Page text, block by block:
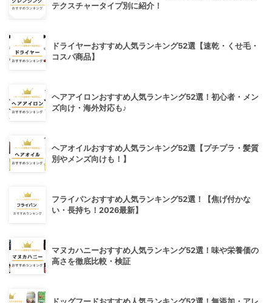
テクスチャータイプ別に紹介！
ドライヤーおすすめ人気ランキング52選【速乾・くせ毛・
コスパ商品】
ヘアアイロンおすすめ人気ランキング52選！初心者・メン
ズ向け・海外対応も♪
ヘアオイルおすすめ人気ランキング52選【プチプラ・髪質
別やメンズ向けも！】
フライパンおすすめ人気ランキング52選！【焦げ付かな
い・長持ち！2026最新】
マヌカハニーおすすめ人気ランキング52選！味や栄養価の
高さを徹底比較・検証